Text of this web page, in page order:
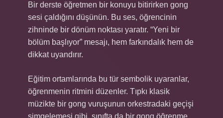
Bir derste öğretmen bir konuyu bitirirken gong
sesi çaldığını düşünün. Bu ses, öğrencinin
zihninde bir dönüm noktası yaratır. “Yeni bir
bölüm başlıyor” mesajı, hem farkındalık hem de
dikkat uyandırır.
Eğitim ortamlarında bu tür sembolik uyaranlar,
öğrenmenin ritmini düzenler. Tıpkı klasik
müzikte bir gong vuruşunun orkestradaki geçişi
simgelemesi gibi, sınıfta da bir gong öğrenme